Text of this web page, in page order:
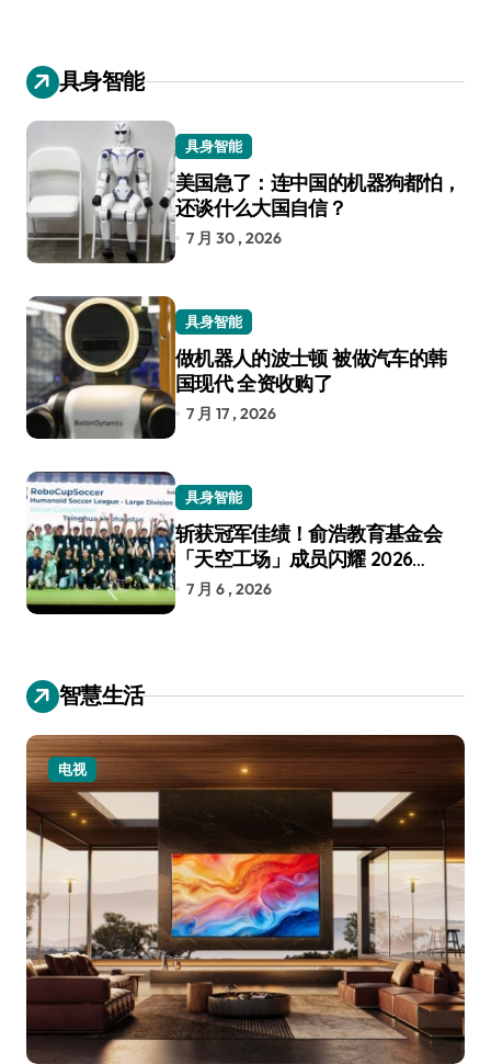
具身智能
具身智能
美国急了：连中国的机器狗都怕，
还谈什么大国自信？
7 月 30 , 2026
具身智能
做机器人的波士顿 被做汽车的韩
国现代 全资收购了
7 月 17 , 2026
具身智能
斩获冠军佳绩！俞浩教育基金会
「天空工场」成员闪耀 2026
RoboCup 机器人世界杯
7 月 6 , 2026
智慧生活
电视